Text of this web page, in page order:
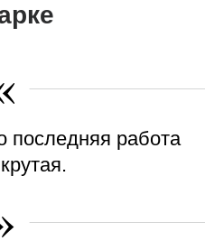
последняя работа